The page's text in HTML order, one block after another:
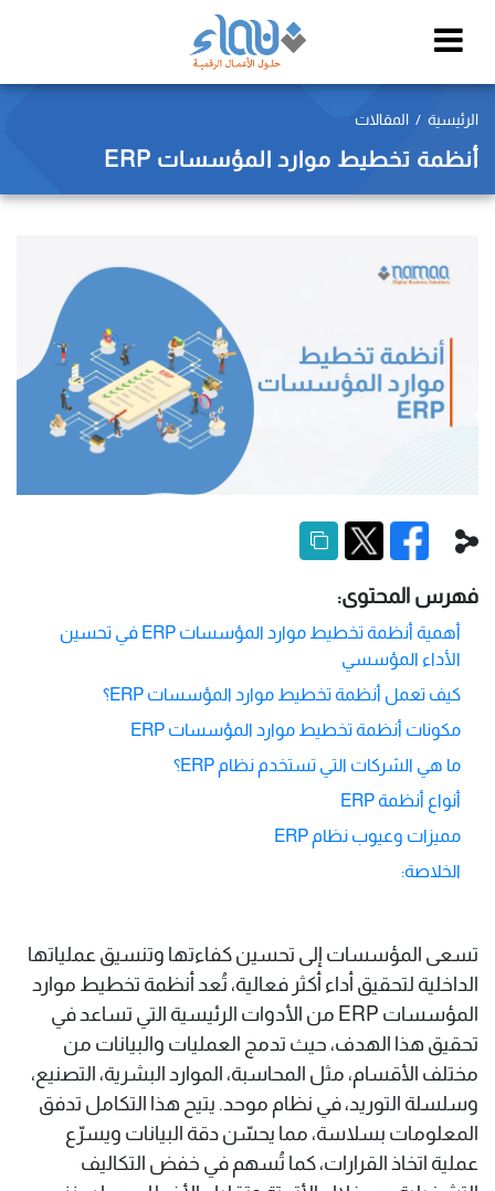
الرئيسية المقالات
أنظمة تخطيط موارد المؤسسات ERP
فهرس المحتوى:
أهمية أنظمة تخطيط موارد المؤسسات ERP في تحسين
الأداء المؤسسي
كيف تعمل أنظمة تخطيط موارد المؤسسات ERP؟
مكونات أنظمة تخطيط موارد المؤسسات ERP
ما هي الشركات التي تستخدم نظام ERP؟
أنواع أنظمة ERP
مميزات وعيوب نظام ERP
الخلاصة:
تسعى المؤسسات إلى تحسين كفاءتها وتنسيق عملياتها
الداخلية لتحقيق أداء أكثر فعالية، تُعد أنظمة تخطيط موارد
المؤسسات ERP من الأدوات الرئيسية التي تساعد في
تحقيق هذا الهدف، حيث تدمج العمليات والبيانات من
مختلف الأقسام، مثل المحاسبة، الموارد البشرية، التصنيع،
وسلسلة التوريد، في نظام موحد. يتيح هذا التكامل تدفق
المعلومات بسلاسة، مما يحسّن دقة البيانات ويسرّع
عملية اتخاذ القرارات، كما تُسهم في خفض التكاليف